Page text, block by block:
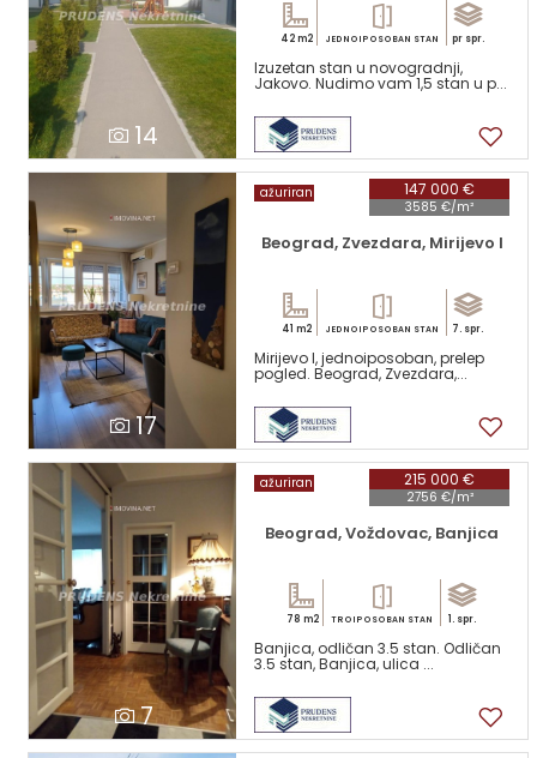
14
42 m2 JEDNOIPOSOBAN STAN pr spr.
Izuzetan stan u novogradnji,
Jakovo. Nudimo vam 1,5 stan u p...
17
147 000 €
3585 €/m²
ažuriran
Beograd, Zvezdara, Mirijevo I
41 m2 JEDNOIPOSOBAN STAN 7. spr.
Mirijevo I, jednoiposoban, prelep
pogled. Beograd, Zvezdara,...
7
215 000 €
2756 €/m²
ažuriran
Beograd, Voždovac, Banjica
78 m2 TROIPOSOBAN STAN 1. spr.
Banjica, odličan 3.5 stan. Odličan
3.5 stan, Banjica, ulica ...